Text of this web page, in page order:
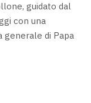
guidato dal
con una
generale di Papa